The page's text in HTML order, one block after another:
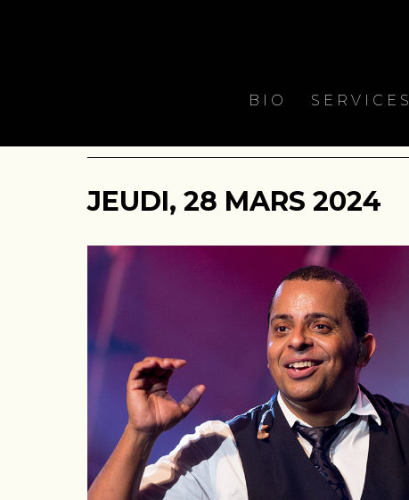
BIO SERVICES
JEUDI, 28 MARS 2024